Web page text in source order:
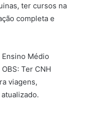
ter cursos na
completa e
Ensino Médio
Ter CNH
viagens,